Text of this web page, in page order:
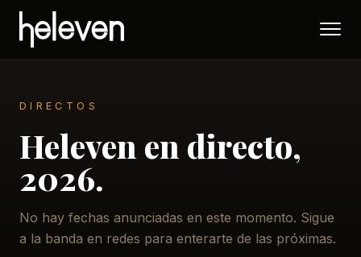
DIRECTOS
Heleven en directo,
2026.
No hay fechas anunciadas en este momento. Sigue
a la banda en redes para enterarte de las próximas.